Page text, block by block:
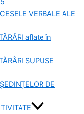
VERBALE ALE
aflate în
SUPUSE
DE